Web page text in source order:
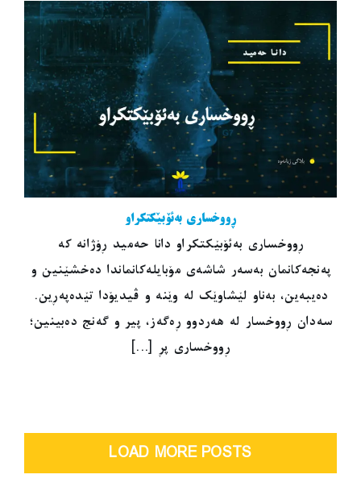
ڕووخساری بەئۆبێکتکراو
ڕووخساری بەئۆبێکتکراو دانا حەمید ڕۆژانە کە
پەنجەکانمان بەسەر شاشەی مۆبایلەکانماندا دەخشێنین و
دەیبەین، بەناو لێشاوێک لە وێنە و ڤیدیۆدا تێدەپەڕین.
سەدان ڕووخسار لە هەردوو ڕەگەز، پیر و گەنج دەبینین؛
ڕووخساری پڕ [...]
LOAD MORE POSTS